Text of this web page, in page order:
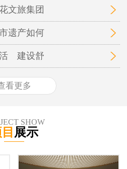
文旅集团
遗产如何
活 建设舒
看更多
SHOW
展示